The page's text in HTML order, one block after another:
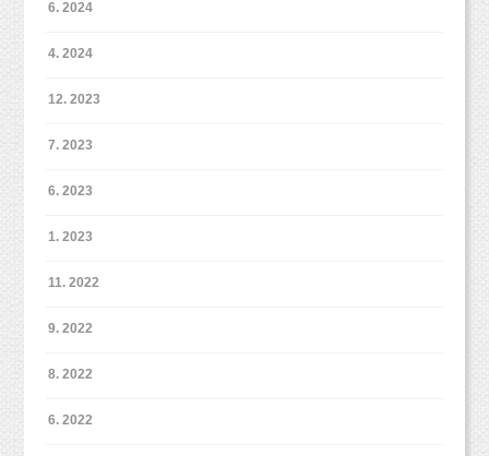
6. 2024
4. 2024
12. 2023
7. 2023
6. 2023
1. 2023
11. 2022
9. 2022
8. 2022
6. 2022